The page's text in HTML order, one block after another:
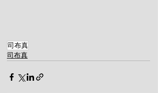
司布真
司布真